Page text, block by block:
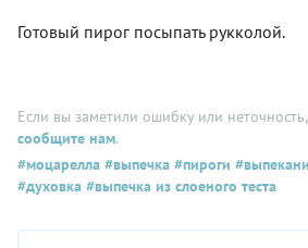
Готовый пирог посыпать рукколой.
Если вы заметили ошибку или
сообщите нам.
#моцарелла #выпечка #пироги
#духовка #выпечка из слоеного теста